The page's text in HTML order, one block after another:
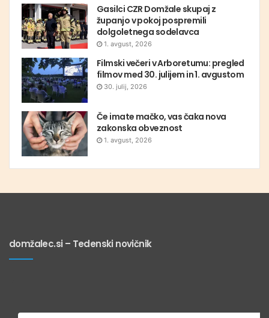
Gasilci CZR Domžale skupaj z
županjo v pokoj pospremili
dolgoletnega sodelavca
1. avgust, 2026
Filmski večeri v Arboretumu: pregled
filmov med 30. julijem in 1. avgustom
30. julij, 2026
Če imate mačko, vas čaka nova
zakonska obveznost
1. avgust, 2026
domžalec.si – Tedenski novičnik